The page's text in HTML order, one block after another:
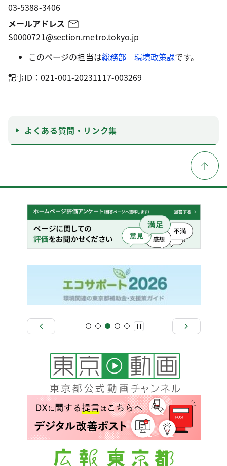
03-5388-3406
メールアドレス
S0000721@section.metro.tokyo.jp
このページの担当は総務部 環境政策課です。
記事ID：021-001-20231117-003269
よくある質問・リンク集